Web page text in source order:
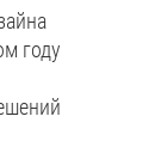
году